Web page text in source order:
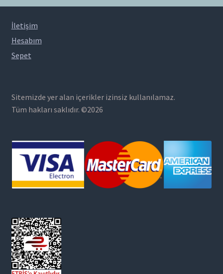
İletişim
Hesabım
Sepet
Sitemizde yer alan içerikler izinsiz kullanılamaz.
Tüm hakları saklıdır. ©2026